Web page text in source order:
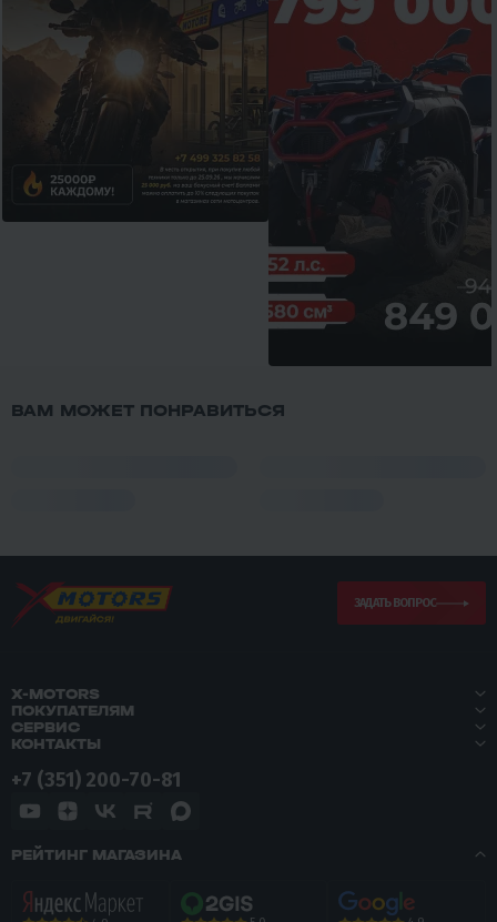
ВАМ МОЖЕТ ПОНРАВИТЬСЯ
ЗАДАТЬ ВОПРОС
X-MOTORS
ПОКУПАТЕЛЯМ
СЕРВИС
КОНТАКТЫ
+7 (351) 200-70-81
РЕЙТИНГ МАГАЗИНА